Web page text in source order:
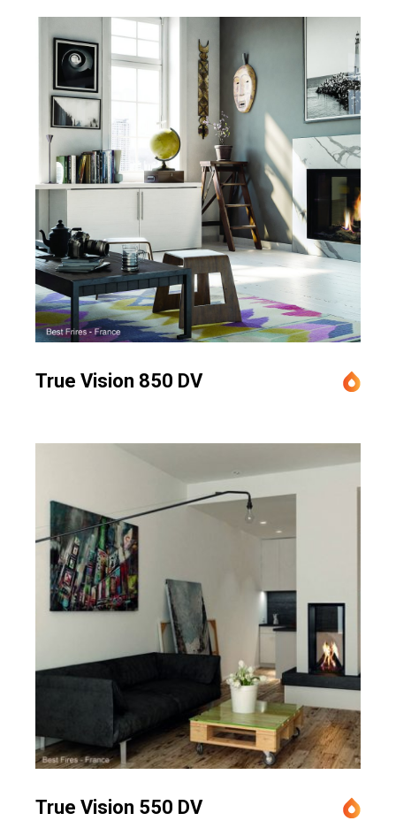
True Vision 850 DV
True Vision 550 DV